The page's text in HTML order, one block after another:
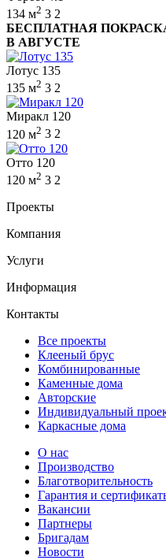
134 м2 3 2
БЕСПЛАТНАЯ
В АВГУСТЕ
Лотус 135
135 м2 3 2
Миракл 120
120 м2 3 2
Отто 120
120 м2 3 2
Проекты
Компания
Услуги
Информация
Контакты
Все проекты
Клееный брус
Комбинированные
Каменные дома
Авторские
Индивидуальный
Каркасные дома
О нас
Производство
Благотворительность
Гарантия и
Вакансии
Партнеры
Бригадам
Новости